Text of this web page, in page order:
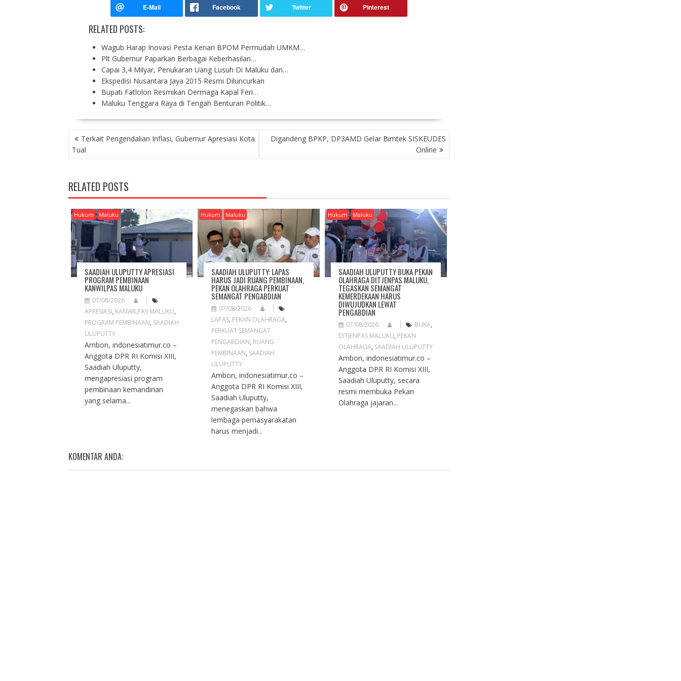
RELATED POSTS:
Wagub Harap Inovasi Pesta Kenari BPOM Permudah UMKM…
Plt Gubernur Paparkan Berbagai Keberhasilan…
Capai 3,4 Milyar, Penukaran Uang Lusuh Di Maluku dan…
Ekspedisi Nusantara Jaya 2015 Resmi Diluncurkan
Bupati Fatlolon Resmikan Dermaga Kapal Feri…
Maluku Tenggara Raya di Tengah Benturan Politik…
P
O
S
N
A
V
G
A
T
O
N
Terkait Pengendalian Inflasi, Gubernur Apresiasi Kota
Tual
Digandeng BPKP, DP3AMD Gelar Bimtek SISKEUDES
Online
RELATED POSTS
Hukum Maluku
SAADIAH ULUPUTTY APRESIASI
PROGRAM PEMBINAAN
KANWILPAS MALUKU
07/08/2026
APRESIASI, KANWILPAS MALUKU,
PROGRAM PEMBINAAN, SAADIAH
ULUPUTTY
Ambon, indonesiatimur.co –
Anggota DPR RI Komisi XIII,
Saadiah Uluputty,
mengapresiasi program
pembinaan kemandirian
yang selama...
Hukum Maluku
SAADIAH ULUPUTTY: LAPAS
HARUS JADI RUANG PEMBINAAN,
PEKAN OLAHRAGA PERKUAT
SEMANGAT PENGABDIAN
07/08/2026
LAPAS, PEKAN OLAHRAGA,
PERKUAT SEMANGAT
PENGABDIAN, RUANG
PEMBINAAN, SAADIAH
ULUPUTTY
Ambon, indonesiatimur.co –
Anggota DPR RI Komisi XIII,
Saadiah Uluputty,
menegaskan bahwa
lembaga pemasyarakatan
harus menjadi...
Hukum Maluku
SAADIAH ULUPUTTY BUKA PEKAN
OLAHRAGA DITJENPAS MALUKU,
TEGASKAN SEMANGAT
KEMERDEKAAN HARUS
DIWUJUDKAN LEWAT
PENGABDIAN
07/08/2026 BUKA,
DITJENPAS MALUKU, PEKAN
OLAHRAGA, SAADIAH ULUPUTTY
Ambon, indonesiatimur.co –
Anggota DPR RI Komisi XIII,
Saadiah Uluputty, secara
resmi membuka Pekan
Olahraga jajaran...
KOMENTAR ANDA: